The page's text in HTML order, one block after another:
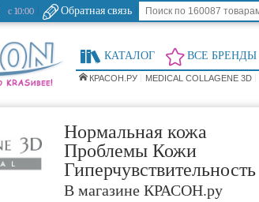
с 10:00 Обратная связь
КАТАЛОГ ВСЕ БРЕНДЫ
КРАСОН.РУ MEDICAL COLLAGENE 3D
Нормальная кожа
Проблемы Кожи
Гиперчувствительность
В магазине КРАСОН.ру